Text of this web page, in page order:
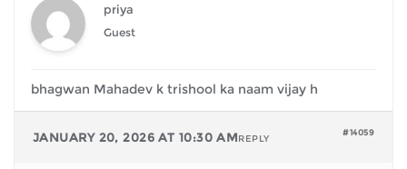
priya
Guest
bhagwan Mahadev k trishool ka naam vijay h
JANUARY 20, 2026 AT 10:30 AM #14059
REPLY